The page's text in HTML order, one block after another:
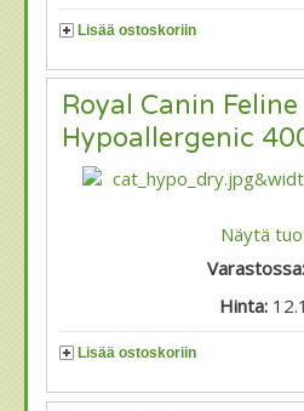
Lisää ostoskoriin
Royal Canin Feline
Hypoallergenic
Näytä
Varastossa:
Hinta:
Lisää ostoskoriin